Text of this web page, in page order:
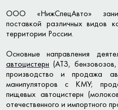
ООО «НижСпецАвто»
поставкой различных видов
территории России.
Основные направления
автоцистерн (АТЗ,
производство и продажа
манипуляторов с КМУ;
пищевых автоцистерн
отечественного и импортного